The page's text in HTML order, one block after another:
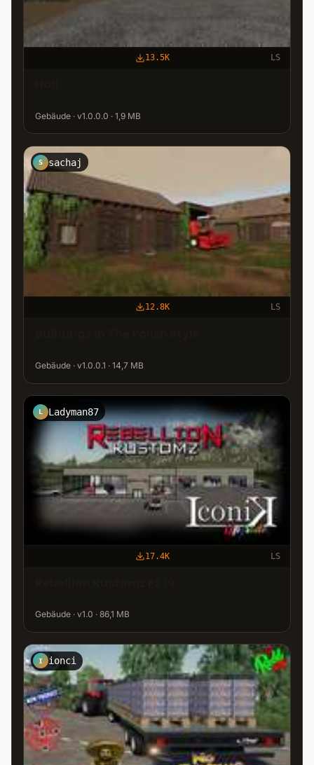
13.5K LS
Gebäude · v1.0.0.0 · 1,9 MB
S sachaj
12.8K LS
Gebäude · v1.0.0.1 · 14,7 MB
L Ladyman87
17.4K LS
Gebäude · v1.0 · 86,1 MB
I ionci